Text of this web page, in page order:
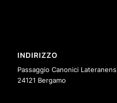
INDIRIZZO
Passaggio Canonici
24121 Bergamo